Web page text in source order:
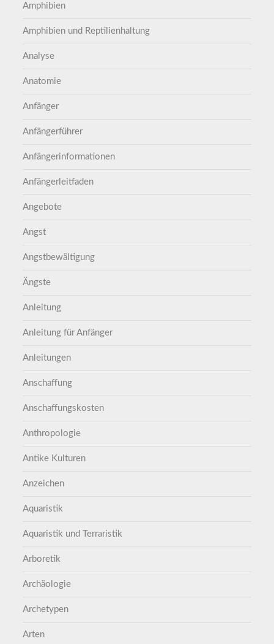
Amphibien
Amphibien und Reptilienhaltung
Analyse
Anatomie
Anfänger
Anfängerführer
Anfängerinformationen
Anfängerleitfaden
Angebote
Angst
Angstbewältigung
Ängste
Anleitung
Anleitung für Anfänger
Anleitungen
Anschaffung
Anschaffungskosten
Anthropologie
Antike Kulturen
Anzeichen
Aquaristik
Aquaristik und Terraristik
Arboretik
Archäologie
Archetypen
Arten